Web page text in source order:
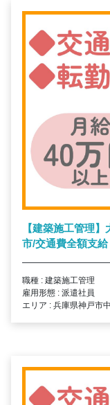
【建築施工管理
市/交通費全額支給
職種 : 建築施工管理
雇用形態 : 派遣社員
エリア : 兵庫県神戸市